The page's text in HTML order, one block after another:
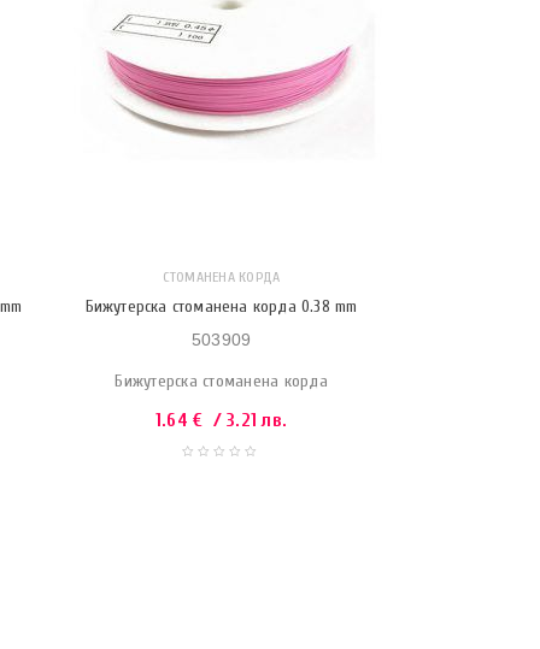
СТОМАНЕНА КОРДА
Бижутерска стоманена корда 0.38 mm
503909
Бижутерска стоманена корда
1.64€ / 3.21 лв.